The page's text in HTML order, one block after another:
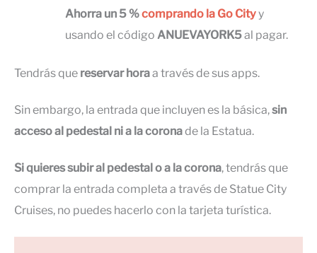
Ahorra un 5 %comprando la Go Cityy
usando el código ANUEVAYORK5al pagar.
Tendrás que reservar horaa través de sus apps.
Sin embargo, la entrada que incluyen es la básica,sin
acceso al pedestal ni a la coronade la Estatua.
Si quieres subir al pedestal o a la corona, tendrás que
comprar la entrada completa a través de Statue City
Cruises, no puedes hacerlo con la tarjeta turística.